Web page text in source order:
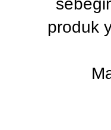
produk